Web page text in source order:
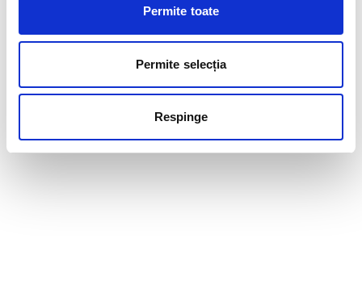
Permite toate
Permite selecția
Respinge